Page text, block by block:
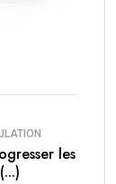
les